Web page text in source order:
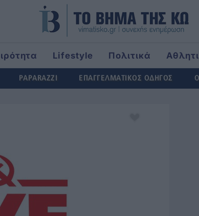
Lifestyle Πολιτικά
PAPARAZZI ΕΠΑΓΓΕΛΜΑΤΙΚΟΣ ΟΔΗΓΟΣ